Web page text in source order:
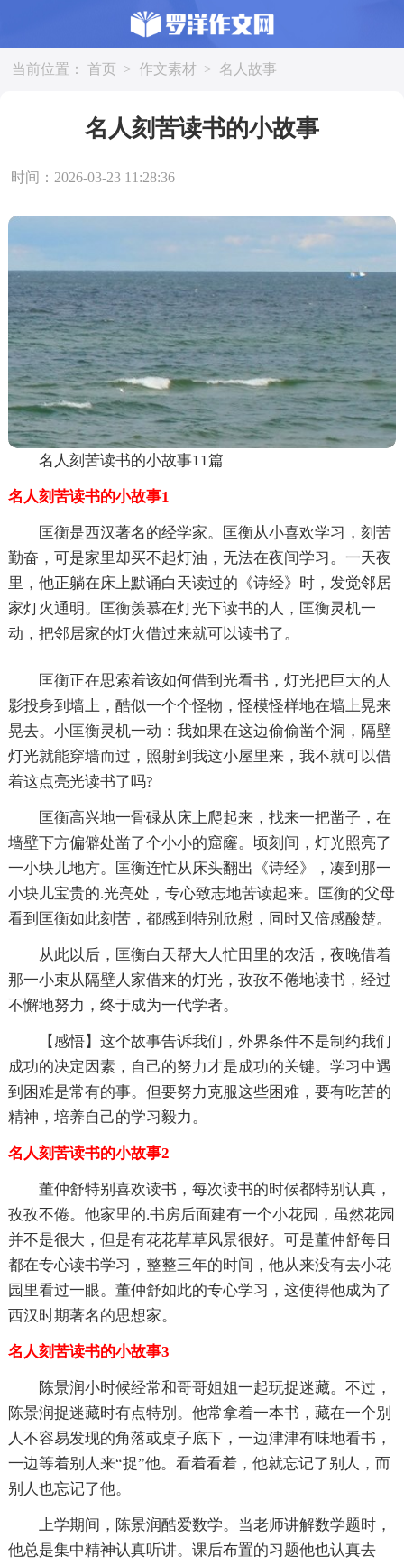
当前位置： 首页 > 作文素材 > 名人故事
名人刻苦读书的小故事
时间：2026-03-23 11:28:36
名人刻苦读书的小故事11篇
名人刻苦读书的小故事1
匡衡是西汉著名的经学家。匡衡从小喜欢学习，刻苦
勤奋，可是家里却买不起灯油，无法在夜间学习。一天夜
里，他正躺在床上默诵白天读过的《诗经》时，发觉邻居
家灯火通明。匡衡羡慕在灯光下读书的人，匡衡灵机一
动，把邻居家的灯火借过来就可以读书了。
匡衡正在思索着该如何借到光看书，灯光把巨大的人
影投身到墙上，酷似一个个怪物，怪模怪样地在墙上晃来
晃去。小匡衡灵机一动：我如果在这边偷偷凿个洞，隔壁
灯光就能穿墙而过，照射到我这小屋里来，我不就可以借
着这点亮光读书了吗?
匡衡高兴地一骨碌从床上爬起来，找来一把凿子，在
墙壁下方偏僻处凿了个小小的窟窿。顷刻间，灯光照亮了
一小块儿地方。匡衡连忙从床头翻出《诗经》，凑到那一
小块儿宝贵的.光亮处，专心致志地苦读起来。匡衡的父母
看到匡衡如此刻苦，都感到特别欣慰，同时又倍感酸楚。
从此以后，匡衡白天帮大人忙田里的农活，夜晚借着
那一小束从隔壁人家借来的灯光，孜孜不倦地读书，经过
不懈地努力，终于成为一代学者。
【感悟】这个故事告诉我们，外界条件不是制约我们
成功的决定因素，自己的努力才是成功的关键。学习中遇
到困难是常有的事。但要努力克服这些困难，要有吃苦的
精神，培养自己的学习毅力。
名人刻苦读书的小故事2
董仲舒特别喜欢读书，每次读书的时候都特别认真，
孜孜不倦。他家里的.书房后面建有一个小花园，虽然花园
并不是很大，但是有花花草草风景很好。可是董仲舒每日
都在专心读书学习，整整三年的时间，他从来没有去小花
园里看过一眼。董仲舒如此的专心学习，这使得他成为了
西汉时期著名的思想家。
名人刻苦读书的小故事3
陈景润小时候经常和哥哥姐姐一起玩捉迷藏。不过，
陈景润捉迷藏时有点特别。他常拿着一本书，藏在一个别
人不容易发现的角落或桌子底下，一边津津有味地看书，
一边等着别人来“捉”他。看着看着，他就忘记了别人，而
别人也忘记了他。
上学期间，陈景润酷爱数学。当老师讲解数学题时，
他总是集中精神认真听讲。课后布置的习题他也认真去